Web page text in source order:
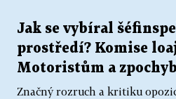
Jak se vybíral
prostředí? Komise
Motoristům a
Značný rozruch a kritiku